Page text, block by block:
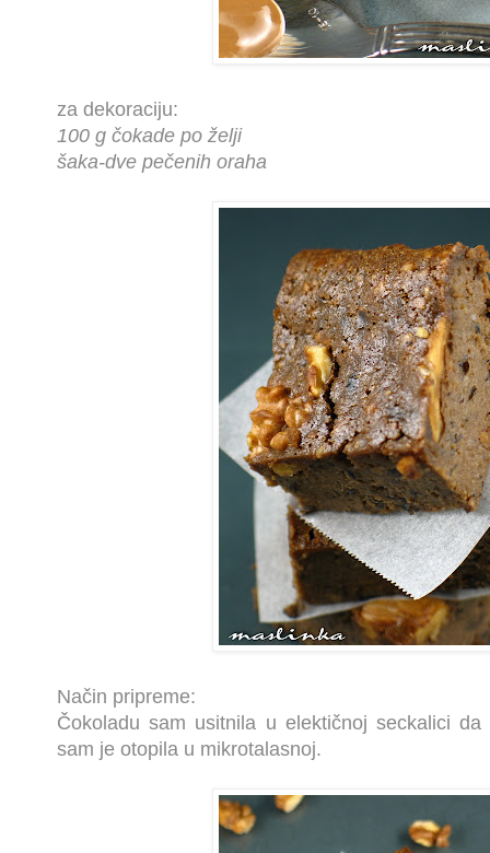
za dekoraciju:
100 g čokade po želji
šaka-dve pečenih oraha
Način pripreme:
Čokoladu sam usitnila u elektičnoj seckalici
sam je otopila u mikrotalasnoj.